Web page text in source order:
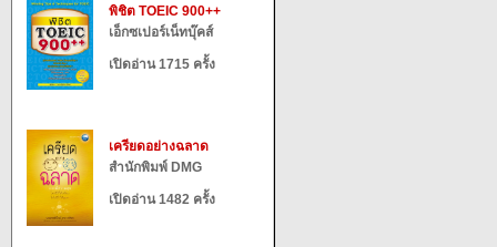
พิชิต TOEIC 900++
เอ็กซเปอร์เน็ทบุ๊คส์
เปิดอ่าน 1715 ครั้ง
เครียดอย่างฉลาด
สำนักพิมพ์ DMG
เปิดอ่าน 1482 ครั้ง